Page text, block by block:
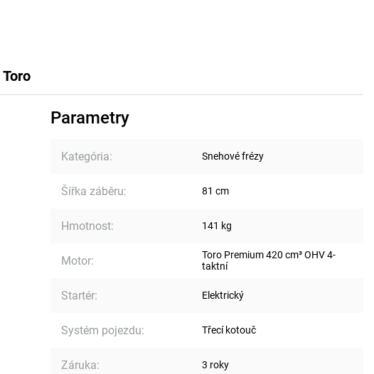
Toro
Parametry
Kategória: Snehové frézy
Šířka záběru: 81 cm
Hmotnost: 141 kg
Motor:
Toro Premium 420 cm³ OHV 4-
taktní
Startér: Elektrický
Systém pojezdu: Třecí kotouč
Záruka: 3 roky